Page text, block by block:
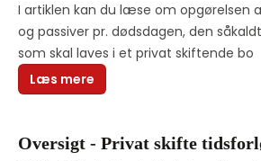
I artiklen kan du læse om opgørelsen
og passiver pr. dødsdagen, den
som skal laves i et privat skiftende bo
Læs mere
Oversigt - Privat skifte